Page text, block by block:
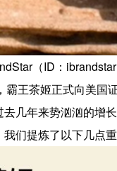
（ID：ibrandstar
霸王茶姬正式向美国
几年来势汹汹的增
们提炼了以下几点